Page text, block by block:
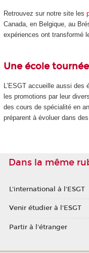
Retrouvez sur notre site les
Canada, en Belgique, au
expériences ont transformé
Une école
L’ESGT accueille aussi
les promotions par leur
des cours de spécialité en
préparent à évoluer dans
Dans la même
L'international à l'ESGT
Venir étudier à l'ESGT
Partir à l'étranger